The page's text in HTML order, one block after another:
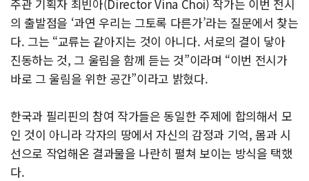
주관 기획자 최빈아(Director Vina Choi) 작가는 이번 전시
의 출발점을 ‘과연 우리는 그토록 다른가’라는 질문에서 찾는
다. 그는 “교류는 같아지는 것이 아니다. 서로의 결이 닿아
진동하는 것, 그 울림을 함께 듣는 것”이라며 “이번 전시가
바로 그 울림을 위한 공간”이라고 밝혔다.
한국과 필리핀의 참여 작가들은 동일한 주제에 합의해서 모
인 것이 아니라 각자의 땅에서 자신의 감정과 기억, 몸과 시
선으로 작업해온 결과물을 나란히 펼쳐 보이는 방식을 택했
다.